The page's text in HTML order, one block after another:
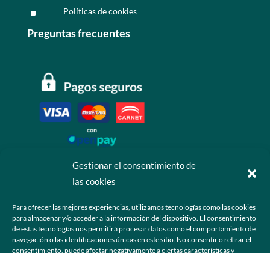
Gestionar el consentimiento de
las cookies
Para ofrecer las mejores experiencias, utilizamos tecnologías como las cookies
para almacenar y/o acceder a la información del dispositivo. El consentimiento
de estas tecnologías nos permitirá procesar datos como el comportamiento de
navegación o las identificaciones únicas en este sitio. No consentir o retirar el
consentimiento, puede afectar negativamente a ciertas características y
^ Políticas de cookies
Preguntas frecuentes
 +52 55 6173 7725 (Ventas)
 hola@grupo-omk.com